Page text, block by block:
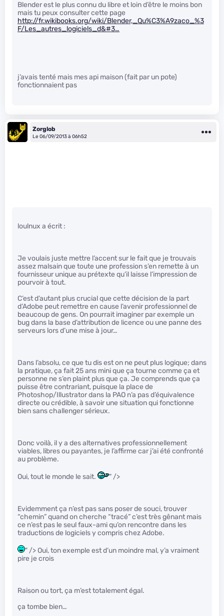
Blender est le plus connu du libre et loin d’être le moins bon
mais tu peux consulter cette page
http://fr.wikibooks.org/wiki/Blender,_Qu%C3%A9zaco_%3
F/Les_autres_logiciels_d&#3…
j’avais tenté mais mes api maison (fait par un pote)
fonctionnaient pas
Zorglob
Le 06/09/2013 à 06h52
loulnux a écrit :
Je voulais juste mettre l’accent sur le fait que je trouvais
assez malsain que toute une profession s’en remette à un
fournisseur unique au prétexte qu’il laisse l’impression de
pourvoir à tout.
C’est d’autant plus crucial que cette décision de la part
d’Adobe peut remettre en cause l’avenir professionnel de
beaucoup de gens. On pourrait imaginer par exemple un
bug dans la base d’attribution de licence ou une panne des
serveurs lors d’une mise à jour…
Dans l’absolu, ce que tu dis est on ne peut plus logique; dans
la pratique, ça fait 25 ans mini que ça tourne comme ça et
personne ne s’en plaint plus que ça. Je comprends que ça
puisse être contrariant, puisque la place de
Photoshop/Illustrator dans la PAO n’a pas d’équivalence
directe ou crédible, à savoir une situation qui fonctionne
bien sans challenger sérieux.
Donc voilà, il y a des alternatives professionnellement
viables, libres ou payantes, je l’affirme car j’ai été confronté
au problème.
Oui, tout le monde le sait. " />
Evidemment ça n’est pas sans poser de souci, trouver
“chemin” quand on cherche “tracé” c’est très gênant mais
ce n’est pas le seul faux-ami qu’on rencontre dans les
traductions de logiciels y compris chez Adobe.
" /> Oui, ton exemple est d’un moindre mal, y’a vraiment
pire je crois
Raison ou tort, ça m’est totalement égal.
ça tombe bien…